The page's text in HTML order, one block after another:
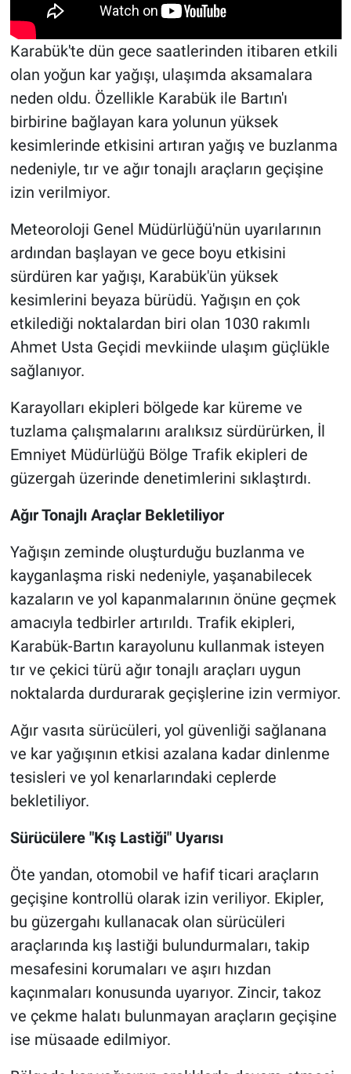
Karabük'te dün gece saatlerinden itibaren etkili
olan yoğun kar yağışı, ulaşımda aksamalara
neden oldu. Özellikle Karabük ile Bartın'ı
birbirine bağlayan kara yolunun yüksek
kesimlerinde etkisini artıran yağış ve buzlanma
nedeniyle, tır ve ağır tonajlı araçların geçişine
izin verilmiyor.
Meteoroloji Genel Müdürlüğü'nün uyarılarının
ardından başlayan ve gece boyu etkisini
sürdüren kar yağışı, Karabük'ün yüksek
kesimlerini beyaza bürüdü. Yağışın en çok
etkilediği noktalardan biri olan 1030 rakımlı
Ahmet Usta Geçidi mevkiinde ulaşım güçlükle
sağlanıyor.
Karayolları ekipleri bölgede kar küreme ve
tuzlama çalışmalarını aralıksız sürdürürken, İl
Emniyet Müdürlüğü Bölge Trafik ekipleri de
güzergah üzerinde denetimlerini sıklaştırdı.
Ağır Tonajlı Araçlar Bekletiliyor
Yağışın zeminde oluşturduğu buzlanma ve
kayganlaşma riski nedeniyle, yaşanabilecek
kazaların ve yol kapanmalarının önüne geçmek
amacıyla tedbirler artırıldı. Trafik ekipleri,
Karabük-Bartın karayolunu kullanmak isteyen
tır ve çekici türü ağır tonajlı araçları uygun
noktalarda durdurarak geçişlerine izin vermiyor.
Ağır vasıta sürücüleri, yol güvenliği sağlanana
ve kar yağışının etkisi azalana kadar dinlenme
tesisleri ve yol kenarlarındaki ceplerde
bekletiliyor.
Sürücülere "Kış Lastiği" Uyarısı
Öte yandan, otomobil ve hafif ticari araçların
geçişine kontrollü olarak izin veriliyor. Ekipler,
bu güzergahı kullanacak olan sürücüleri
araçlarında kış lastiği bulundurmaları, takip
mesafesini korumaları ve aşırı hızdan
kaçınmaları konusunda uyarıyor. Zincir, takoz
ve çekme halatı bulunmayan araçların geçişine
ise müsaade edilmiyor.